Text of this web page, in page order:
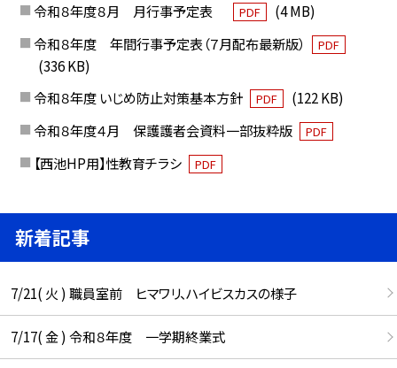
令和８年度８月 月行事予定表
PDF
(4 MB)
令和８年度 年間行事予定表（７月配布最新版）
PDF
(336 KB)
令和８年度 いじめ防止対策基本方針
PDF
(122 KB)
令和８年度４月 保護護者会資料一部抜粋版
PDF
【西池HP用】性教育チラシ PDF
新着記事
7/21( 火 ) 職員室前 ヒマワリ、ハイビスカスの様子
7/17( 金 ) 令和８年度 一学期終業式